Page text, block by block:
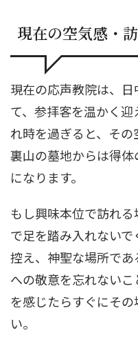
現在の空気感・
現在の応声教院は、
て、参拝客を温かく
れ時を過ぎると、その
裏山の墓地からは得
になります。
もし興味本位で訪れ
で足を踏み入れない
控え、神聖な場所で
への敬意を忘れない
を感じたらすぐにそ
い。